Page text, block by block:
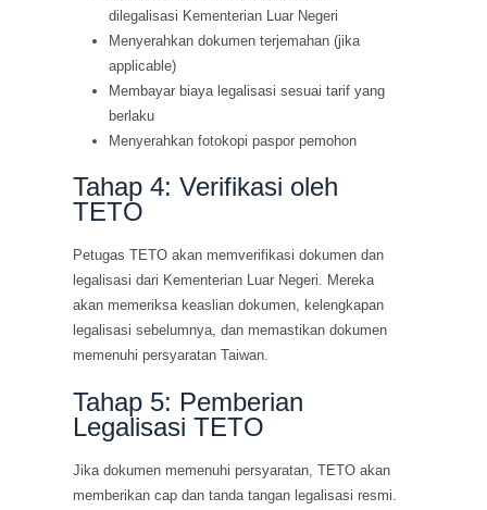
dilegalisasi Kementerian Luar Negeri
Menyerahkan dokumen terjemahan (jika
applicable)
Membayar biaya legalisasi sesuai tarif yang
berlaku
Menyerahkan fotokopi paspor pemohon
Tahap 4: Verifikasi oleh
TETO
Petugas TETO akan memverifikasi dokumen dan
legalisasi dari Kementerian Luar Negeri. Mereka
akan memeriksa keaslian dokumen, kelengkapan
legalisasi sebelumnya, dan memastikan dokumen
memenuhi persyaratan Taiwan.
Tahap 5: Pemberian
Legalisasi TETO
Jika dokumen memenuhi persyaratan, TETO akan
memberikan cap dan tanda tangan legalisasi resmi.